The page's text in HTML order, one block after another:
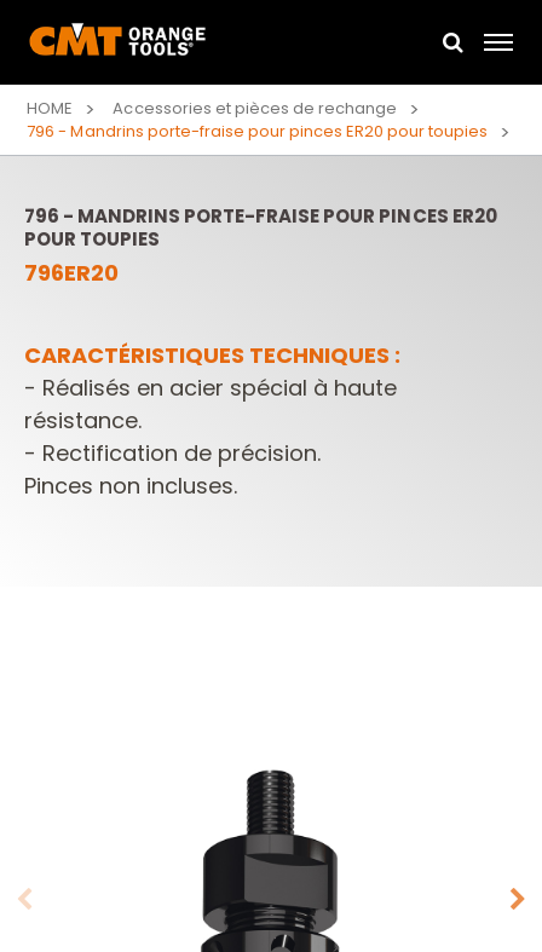
HOME
Accessories et pièces de rechange
796 - Mandrins porte-fraise pour pinces ER20 pour toupies
796 - MANDRINS PORTE-FRAISE POUR PINCES ER20
POUR TOUPIES
796ER20
CARACTÉRISTIQUES TECHNIQUES :
- Réalisés en acier spécial à haute
résistance.
- Rectification de précision.
Pinces non incluses.​